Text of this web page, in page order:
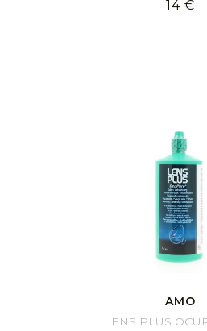
14 €
AMO